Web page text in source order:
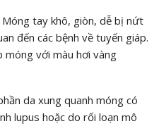
Móng tay khô, giòn, dễ bị nứt
đến các bệnh về tuyến giáp.
móng với màu hơi vàng
da xung quanh móng có
lupus hoặc do rối loạn mô